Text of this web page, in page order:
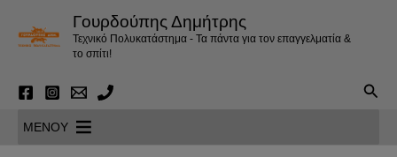
περιεχόμενο
Γουρδούπης Δημήτρης
Τεχνικό Πολυκατάστημα - Τα πάντα για τον επαγγελματία &
το σπίτι!
MENOY